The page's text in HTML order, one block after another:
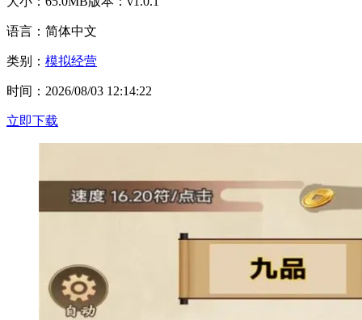
语言：简体中文
类别： 模拟经营
时间：2026/08/03 12:14:22
立即下载